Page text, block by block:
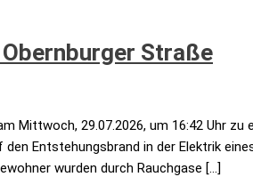
Straße
Mittwoch, 29.07.2026, um 16:42 Uhr
Entstehungsbrand in der Elektrik
wurden durch Rauchgase […]